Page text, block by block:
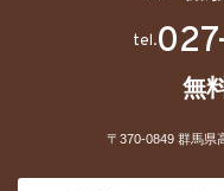
tel.
無
〒370-0849 群馬県